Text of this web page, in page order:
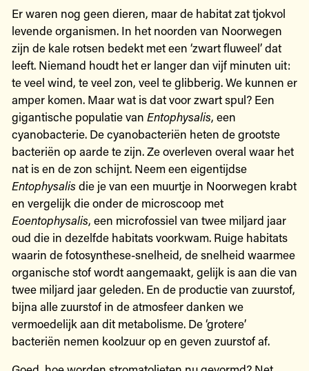
Er waren nog geen dieren, maar de habitat zat tjokvol
levende organismen. In het noorden van Noorwegen
zijn de kale rotsen bedekt met een ‘zwart fluweel’ dat
leeft. Niemand houdt het er langer dan vijf minuten uit:
te veel wind, te veel zon, veel te glibberig. We kunnen er
amper komen. Maar wat is dat voor zwart spul? Een
gigantische populatie van Entophysalis, een
cyanobacterie. De cyanobacteriën heten de grootste
bacteriën op aarde te zijn. Ze overleven overal waar het
nat is en de zon schijnt. Neem een eigentijdse
Entophysalis die je van een muurtje in Noorwegen krabt
en vergelijk die onder de microscoop met
Eoentophysalis, een microfossiel van twee miljard jaar
oud die in dezelfde habitats voorkwam. Ruige habitats
waarin de fotosynthese-snelheid, de snelheid waarmee
organische stof wordt aangemaakt, gelijk is aan die van
twee miljard jaar geleden. En de productie van zuurstof,
bijna alle zuurstof in de atmosfeer danken we
vermoedelijk aan dit metabolisme. De ‘grotere’
bacteriën nemen koolzuur op en geven zuurstof af.